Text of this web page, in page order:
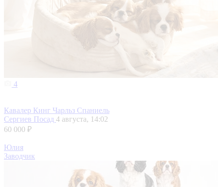
4
Кавалер Кинг Чарльз Спаниель
Сергиев Посад 4 августа, 14:02
60 000 ₽
Юлия
Заводчик